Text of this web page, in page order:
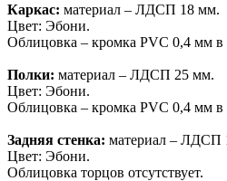
Каркас: материал – ЛДСП 18 мм.
Цвет: Эбони.
Облицовка – кромка PVC 0,4 мм в
Полки: материал – ЛДСП 25 мм.
Цвет: Эбони.
Облицовка – кромка PVC 0,4 мм в
Задняя стенка: материал – ЛДСП
Цвет: Эбони.
Облицовка торцов отсутствует.